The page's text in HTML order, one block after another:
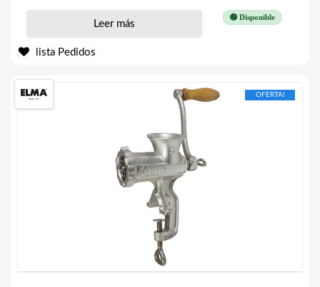
🟢 Disponible
Leer más
lista Pedidos
OFERTA!